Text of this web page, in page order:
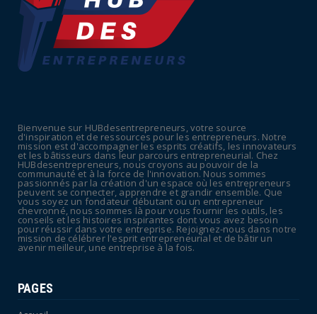
Bienvenue sur HUBdesentrepreneurs, votre source
d'inspiration et de ressources pour les entrepreneurs. Notre
mission est d'accompagner les esprits créatifs, les innovateurs
et les bâtisseurs dans leur parcours entrepreneurial. Chez
HUBdesentrepreneurs, nous croyons au pouvoir de la
communauté et à la force de l'innovation. Nous sommes
passionnés par la création d'un espace où les entrepreneurs
peuvent se connecter, apprendre et grandir ensemble. Que
vous soyez un fondateur débutant ou un entrepreneur
chevronné, nous sommes là pour vous fournir les outils, les
conseils et les histoires inspirantes dont vous avez besoin
pour réussir dans votre entreprise. Rejoignez-nous dans notre
mission de célébrer l'esprit entrepreneurial et de bâtir un
avenir meilleur, une entreprise à la fois.
PAGES